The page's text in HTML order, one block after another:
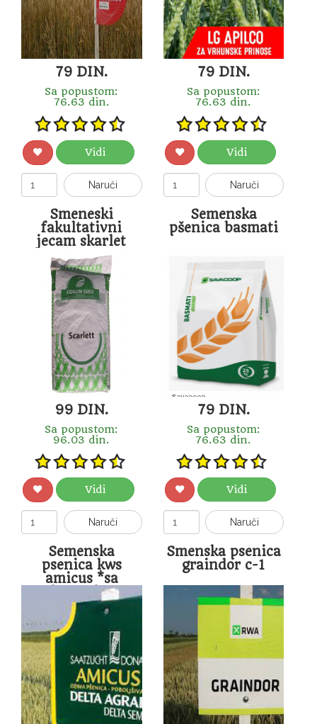
79 DIN.
Sa popustom:
76.63 din.
Vidi
Naruči
79 DIN.
Sa popustom:
76.63 din.
Vidi
Naruči
Smeneski
fakultativni
jecam skarlet
99 DIN.
Sa popustom:
96.03 din.
Vidi
Naruči
Semenska
pšenica basmati
79 DIN.
Sa popustom:
76.63 din.
Vidi
Naruči
Semenska
psenica kws
amicus *sa
lamardor
Smenska psenica
graindor c-1